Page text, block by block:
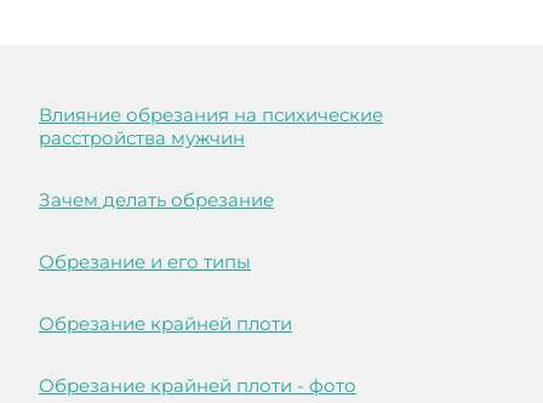
Влияние обрезания на психические
расстройства мужчин
Зачем делать обрезание
Обрезание и его типы
Обрезание крайней плоти
Обрезание крайней плоти - фото